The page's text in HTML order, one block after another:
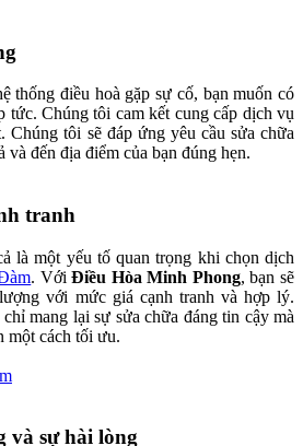
thống điều hoà gặp sự cố, bạn muốn có
tức. Chúng tôi cam kết cung cấp dịch vụ
Chúng tôi sẽ đáp ứng yêu cầu sửa chữa
và đến địa điểm của bạn đúng hẹn.
tranh
là một yếu tố quan trọng khi chọn dịch
. VớiĐiều Hòa Minh Phong, bạn sẽ
với mức giá cạnh tranh và hợp lý.
mang lại sự sửa chữa đáng tin cậy mà
một cách tối ưu.
và sự hài lòng